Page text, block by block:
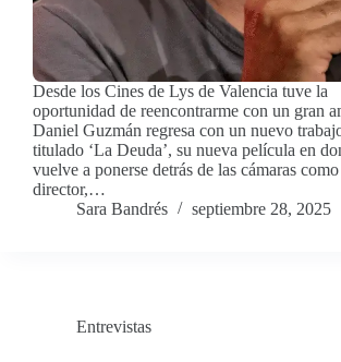
Desde los Cines de Lys de Valencia tuve la
oportunidad de reencontrarme con un gran
Daniel Guzmán regresa con un nuevo
titulado ‘La Deuda’, su nueva película en
vuelve a ponerse detrás de las cámaras como
director,…
Sara Bandrés
septiembre 28, 2025
Entrevistas